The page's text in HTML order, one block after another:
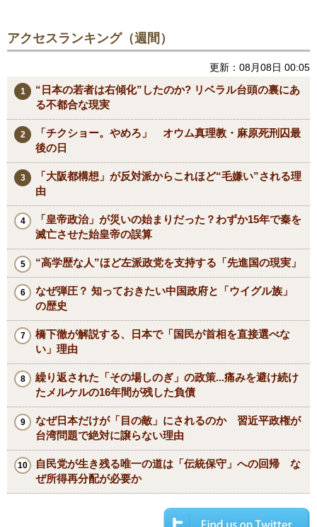
アクセスランキング（週間）
更新：08月08日 00:05
“日本の若者は右傾化”したのか? リベラル台頭の裏にあ
る不都合な現実
「チクショー。やめろ」 オウム真理教・麻原死刑囚最
後の日
「大阪都構想」が反対派からこれほど“毛嫌い”される理
由
「皇帝政治」が災いの始まりだった？わずか15年で秦を
滅亡させた始皇帝の誤算
“高学歴な人”ほど左派政党を支持する「先進国の現実」
なぜ弾圧？ 知っておきたい中国政府と「ウイグル族」
の歴史
橋下徹が解説する、日本で「国民が首相を直接選べな
い」理由
繰り返された「その場しのぎ」の政策...痛みを避け続け
たメルケルの16年間が残した負債
なぜ日本だけが「目の敵」にされるのか 習近平政権が
台湾問題で絶対に譲らない理由
自民党が生き残る唯一の道は「伝統保守」への回帰 な
ぜ所得再分配が必要か